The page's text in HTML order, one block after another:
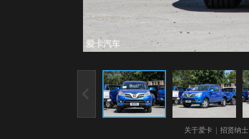
关于爱卡 招贤纳士